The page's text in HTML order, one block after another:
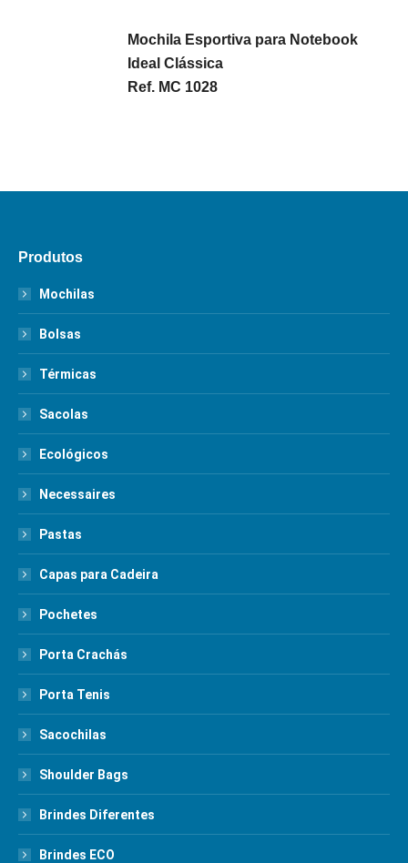
Mochila Esportiva para Notebook
Ideal Clássica
Ref. MC 1028
Produtos
Mochilas
Bolsas
Térmicas
Sacolas
Ecológicos
Necessaires
Pastas
Capas para Cadeira
Pochetes
Porta Crachás
Porta Tenis
Sacochilas
Shoulder Bags
Brindes Diferentes
Brindes ECO